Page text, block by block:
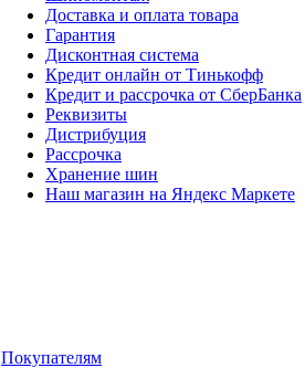
Доставка и оплата товара
Гарантия
Дисконтная система
Кредит онлайн от Тинькофф
Кредит и рассрочка от СберБанка
Реквизиты
Дистрибуция
Рассрочка
Хранение шин
Наш магазин на Яндекс Маркете
Покупателям